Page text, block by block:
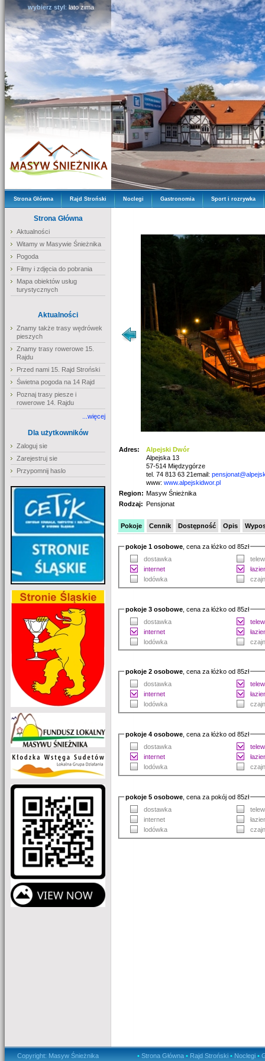
wybierz styl:lato zima
Strona Główna Rajd Stroński Noclegi Gastronomia Sport i rozrywka
Strona Główna
Aktualności
Witamy w Masywie Śnieżnika
Pogoda
Filmy i zdjęcia do pobrania
Mapa obiektów usług
turystycznych
Aktualności
Znamy także trasy wędrówek
pieszych
Znamy trasy rowerowe 15.
Rajdu
Przed nami 15. Rajd Stroński
Świetna pogoda na 14 Rajd
Poznaj trasy piesze i
rowerowe 14. Rajdu
...więcej
Dla użytkowników
Zaloguj sie
Zarejestruj sie
Przypomnij haslo
Adres:
Alpejski Dwór
Alpejska 13
57-514 Międzygórze
tel. 74 813 63 21email:
www: www.alpejskidwor.pl
Region: Masyw Śnieżnika
Rodzaj: Pensjonat
Pokoje Cennik Dostępność Opis
pokoje 1 osobowe , cena za łóżko od 85zł
dostawka
internet
lodówka
pokoje 3 osobowe , cena za łóżko od 85zł
dostawka
internet
lodówka
pokoje 2 osobowe, cena za łóżko od 85zł
dostawka
internet
lodówka
pokoje 4 osobowe , cena za łóżko od 85zł
dostawka
internet
lodówka
pokoje 5 osobowe , cena za pokój od 85zł
dostawka
internet
lodówka
Copyright: Masyw Śnieżnika • Strona Główna • Rajd Stroński • Noclegi •